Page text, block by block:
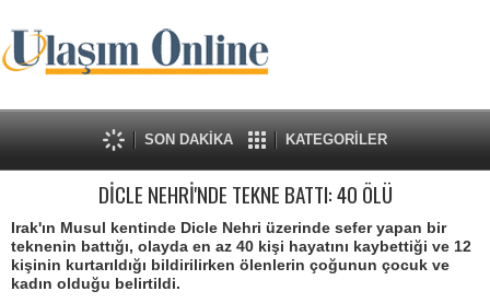
SON DAKİKA KATEGORİLER
DİCLE NEHRİ'NDE TEKNE BATTI: 40 ÖLÜ
Irak'ın Musul kentinde Dicle Nehri üzerinde sefer yapan bir
teknenin battığı, olayda en az 40 kişi hayatını kaybettiği ve 12
kişinin kurtarıldığı bildirilirken ölenlerin çoğunun çocuk ve
kadın olduğu belirtildi.